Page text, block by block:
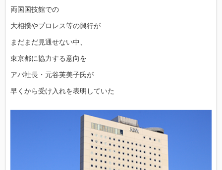
両国国技館での
大相撲やプロレス等の興行が
まだまだ見通せない中、
東京都に協力する意向を
アパ社長・元谷芙美子氏が
早くから受け入れを表明していた